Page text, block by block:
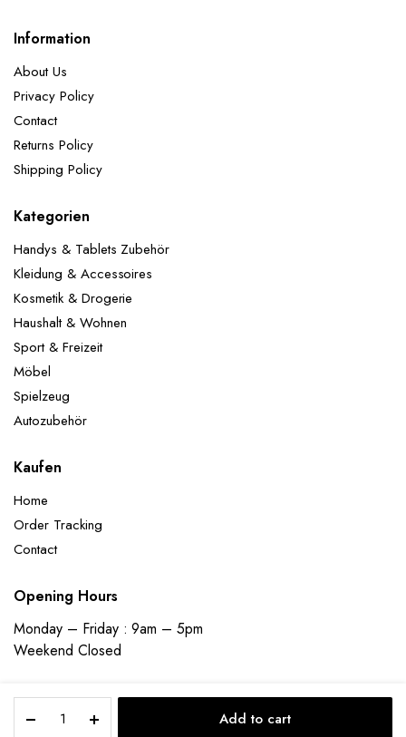
Geburtstag
Add to cart
Information
About Us
Privacy Policy
Contact
Returns Policy
Shipping Policy
Kategorien
Handys & Tablets Zubehör
Kleidung & Accessoires
Kosmetik & Drogerie
Haushalt & Wohnen
Sport & Freizeit
Möbel
Spielzeug
Autozubehör
Kaufen
Home
Order Tracking
Contact
Opening Hours
Monday – Friday : 9am – 5pm
Weekend Closed